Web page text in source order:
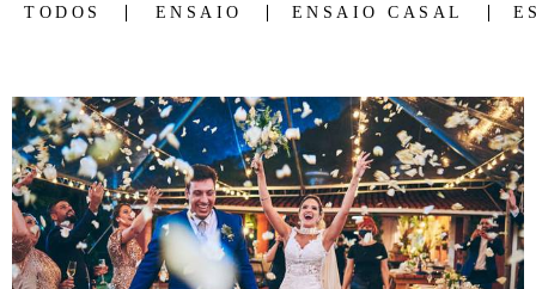
TODOS ENSAIO ENSAIO CASAL